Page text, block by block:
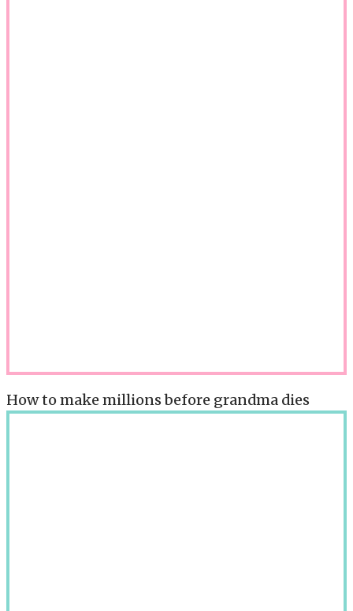
How to make millions before grandma dies